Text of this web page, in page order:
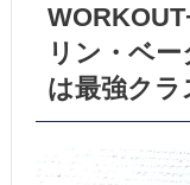
リン・ベ
は最強クラ